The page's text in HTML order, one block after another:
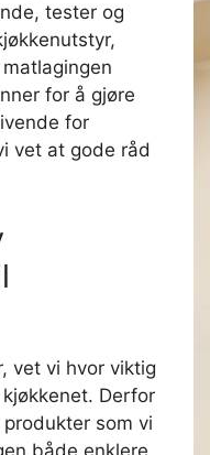
tester og
for å gjøre
for
vet at gode råd
vet vi hvor viktig
Derfor
som vi
både enklere